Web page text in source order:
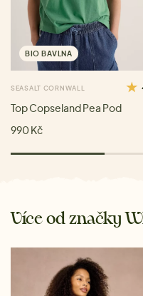
BIO BAVLNA
SEASALT CORNWALL
Top Copseland Pea Pod
990 Kč
Více od značky